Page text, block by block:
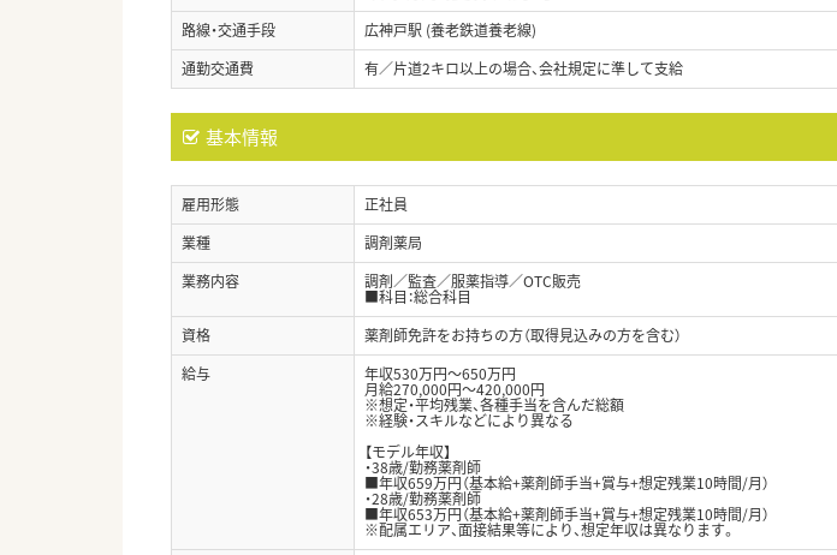
路線・交通手段
広神戸駅 (養老鉄道養老線)
通勤交通費
有／片道2キロ以上の場合、会社規定に準して支給
基本情報
雇用形態
正社員
業種
調剤薬局
業務内容
調剤／監査／服薬指導／OTC販売
■科目：総合科目
資格
薬剤師免許をお持ちの方（取得見込みの方を含む）
給与
年収530万円～650万円
月給270,000円～420,000円
※想定・平均残業、各種手当を含んだ総額
※経験・スキルなどにより異なる
【モデル年収】
・38歳/勤務薬剤師
■年収659万円（基本給+薬剤師手当+賞与+想定残業10時間/月）
・28歳/勤務薬剤師
■年収653万円（基本給+薬剤師手当+賞与+想定残業10時間/月）
※配属エリア、面接結果等により、想定年収は異なります。